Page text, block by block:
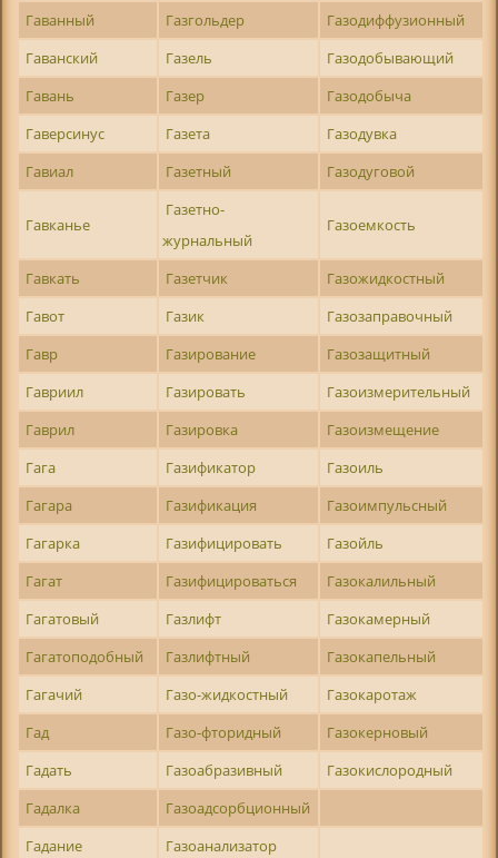
Гаванный
Газгольдер
Газодиффузионный
Гаванский
Газель
Газодобывающий
Гавань
Газер
Газодобыча
Гаверсинус
Газета
Газодувка
Гавиал
Газетный Газодуговой
Гавканье
Газетно-
журнальный
Газоемкость
Гавкать Газетчик
Газожидкостный
Гавот
Газик
Газозаправочный
Гавр
Газирование
Газозащитный
Гавриил
Газировать
Газоизмерительный
Гаврил
Газировка
Газоизмещение
Гага
Газификатор
Газоиль
Гагара
Газификация
Газоимпульсный
Гагарка
Газифицировать
Газойль
Гагат
Газифицироваться
Газокалильный
Гагатовый
Газлифт
Газокамерный
Гагатоподобный
Газлифтный
Газокапельный
Гагачий
Газо-жидкостный
Газокаротаж
Гад
Газо-фторидный
Газокерновый
Гадать
Газоабразивный
Газокислородный
Гадалка
Газоадсорбционный
Гадание
Газоанализатор